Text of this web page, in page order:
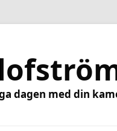
dagen med din